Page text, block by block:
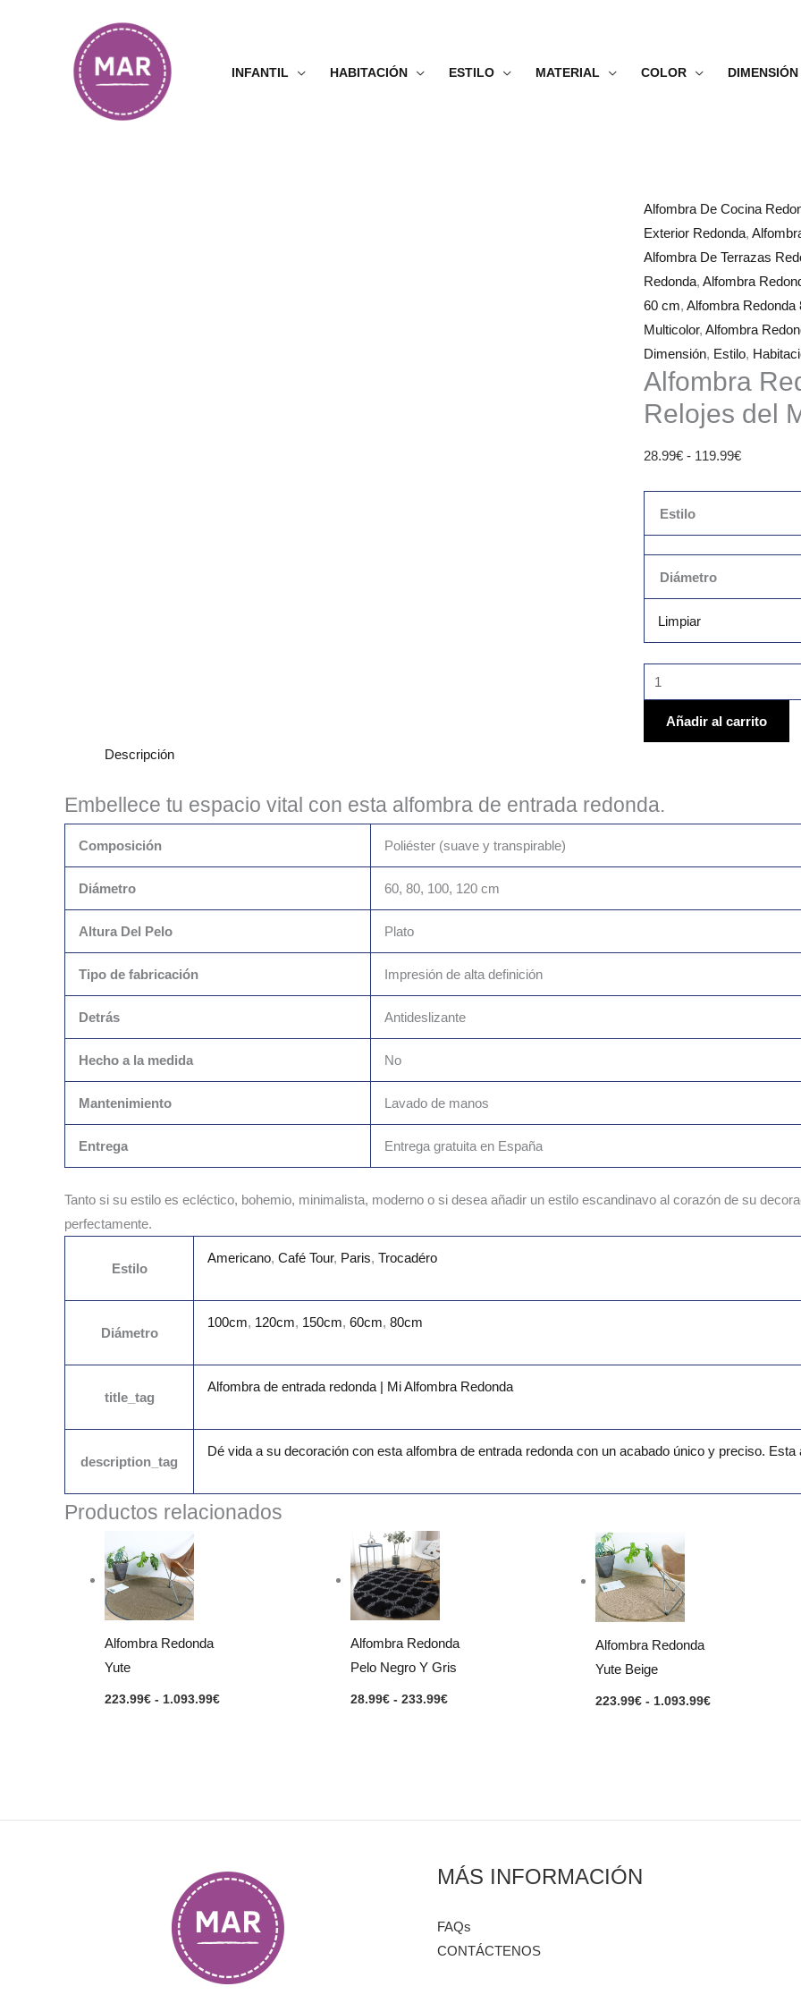
INFANTIL HABITACIÓN ESTILO MATERIAL COLOR DIMENSIÓN
Alfombra De Cocina
Exterior Redonda,
Alfombra De Terrazas
Redonda, Alfombra
60 cm, Alfombra Redonda
Multicolor, Alfombra
Dimensión, Estilo,
Alfombra
Relojes del
28.99€ - 119.99€
Rango
de
precios:
desde
28.99€
hasta
119.99€
Estilo
Diámetro
Limpiar
Alfombra
Redonda
Relojes
del
Mundo
cantidad
Añadir al carrito
Descripción
Embellece tu espacio vital con esta alfombra de entrada redonda.
Composición Poliéster (suave y transpirable)
Diámetro 60, 80, 100, 120 cm
Altura Del Pelo Plato
Tipo de fabricación Impresión de alta definición
Detrás Antideslizante
Hecho a la medida No
Mantenimiento Lavado de manos
Entrega Entrega gratuita en España
Tanto si su estilo es ecléctico, bohemio, minimalista, moderno o si desea añadir un estilo escandinavo al corazón de su
perfectamente.
Estilo
Americano, Café Tour, Paris, Trocadéro
Diámetro
100cm, 120cm, 150cm, 60cm, 80cm
title_tag
Alfombra de entrada redonda | Mi Alfombra Redonda
description_tag
Dé vida a su decoración con esta alfombra de entrada redonda con un acabado único y preciso.
Productos relacionados
Alfombra Redonda
Yute
223.99€ - 1.093.99€
Alfombra Redonda
Pelo Negro Y Gris
28.99€ - 233.99€
Alfombra Redonda
Yute Beige
223.99€ - 1.093.99€
MÁS INFORMACIÓN
FAQs
CONTÁCTENOS